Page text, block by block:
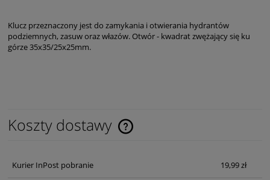
Klucz przeznaczony jest do zamykania i otwierania hydrantów
podziemnych, zasuw oraz włazów. Otwór - kwadrat zwężający się ku
górze 35x35/25x25mm.
Koszty dostawy
Cena nie zawiera ewentualnych kosztów płatności
Kurier InPost pobranie 19,99 zł